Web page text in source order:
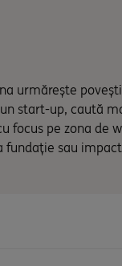
urmărește
start-up, caută
focus pe zona de
fundație sau